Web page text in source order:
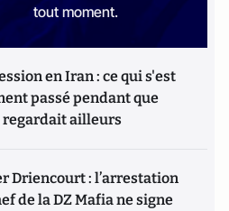
tout moment.
en Iran : ce qui s'est
passé pendant que
regardait ailleurs
Driencourt : l’arrestation
de la DZ Mafia ne signe